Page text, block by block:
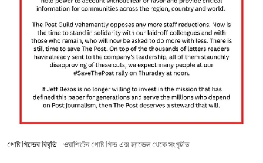
পোষ্ট গিল্ডের বিবৃতি ওয়াশিংটন পোষ্ট গিল্ড এক্স হ্যান্ডেল থেকে সংগৃহীত